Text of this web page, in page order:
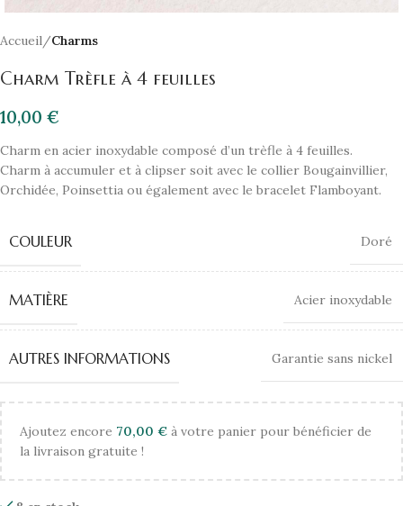
Accueil Charms
Charm Trèfle à 4 feuilles
10,00 €
Charm en acier inoxydable composé d’un trèfle à 4 feuilles.
Charm à accumuler et à clipser soit avec le collier Bougainvillier,
Orchidée, Poinsettia ou également avec le bracelet Flamboyant.
COULEUR Doré
MATIÈRE Acier inoxydable
AUTRES INFORMATIONS Garantie sans nickel
Ajoutez encore 70,00 € à votre panier pour bénéficier de
la livraison gratuite !